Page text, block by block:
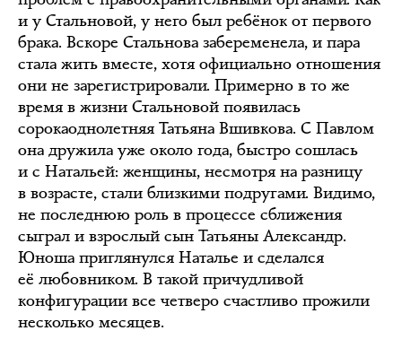
и у Стальновой, у него был ребёнок от первого
брака. Вскоре Стальнова забеременела, и пара
стала жить вместе, хотя официально отношения
они не зарегистрировали. Примерно в то же
время в жизни Стальновой появилась
сорокаоднолетняя Татьяна Вшивкова. С Павлом
она дружила уже около года, быстро сошлась
и с Натальей: женщины, несмотря на разницу
в возрасте, стали близкими подругами. Видимо,
не последнюю роль в процессе сближения
сыграл и взрослый сын Татьяны Александр.
Юноша приглянулся Наталье и сделался
её любовником. В такой причудливой
конфигурации все четверо счастливо прожили
несколько месяцев.